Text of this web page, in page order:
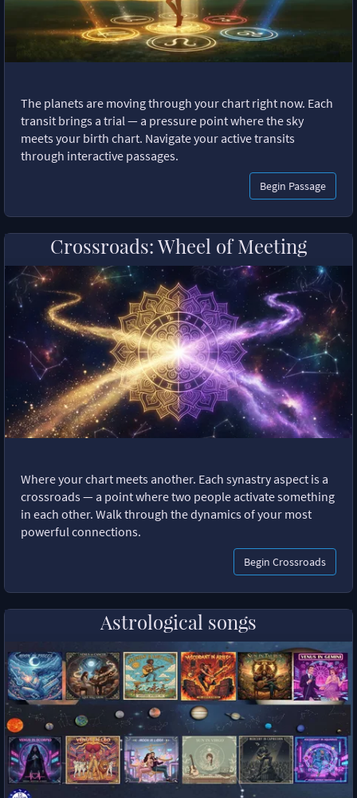
The planets are moving through your chart right now. Each
transit brings a trial — a pressure point where the sky
meets your birth chart. Navigate your active transits
through interactive passages.
Begin Passage
Crossroads: Wheel of Meeting
Where your chart meets another. Each synastry aspect is a
crossroads — a point where two people activate something
in each other. Walk through the dynamics of your most
powerful connections.
Begin Crossroads
Astrological songs